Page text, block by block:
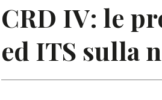
CRD IV: le
ed ITS sulla